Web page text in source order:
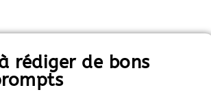
rédiger de bons